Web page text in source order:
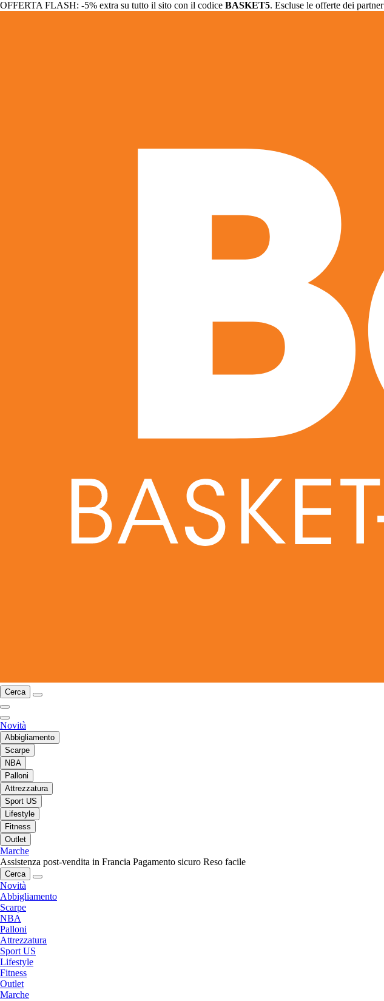
OFFERTA FLASH: -5% extra su tutto il sito con il codice BASKET5. Escluse le offerte dei partner
Cerca
Novità
Abbigliamento
Scarpe
NBA
Palloni
Attrezzatura
Sport US
Lifestyle
Fitness
Outlet
Marche
Assistenza post-vendita in Francia Pagamento sicuro Reso facile
Cerca
Novità
Abbigliamento
Scarpe
NBA
Palloni
Attrezzatura
Sport US
Lifestyle
Fitness
Outlet
Marche